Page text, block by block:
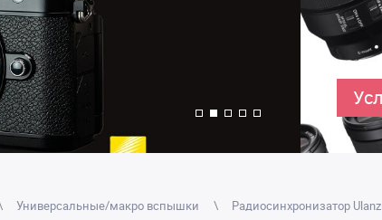
Универсальные/макро вспышки Радиосинхронизатор